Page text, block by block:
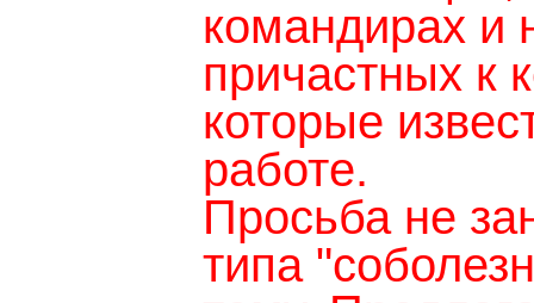
командирах и
причастных к
которые
работе.
Просьба не
типа